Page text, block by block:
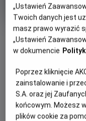
tytuł
The
Czas
154
REŻYSERIA
Stanley Kubrick
OBSADA
Danny Lloyd, Shelley
WYBIERZ SWOJE
ABY ZOBACZYĆ
„Ustawień
Twoich danych jest
masz prawo wyrazić
„Ustawień
w dokumencie
Poprzez kliknięcie
zainstalowanie i
S.A. oraz jej
końcowym. Możesz
plików cookie za